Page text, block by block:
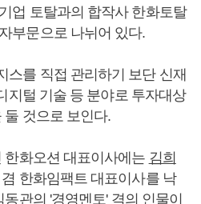
업 토탈과의 합작사 한화토탈
부문으로 나뉘어 있다.
스를 직접 관리하기 보단 신재
지털 기술 등 분야로 투자대상
둘 것으로 보인다.
한화오션 대표이사에는 김희
한화임팩트 대표이사를 낙
동관의 '경영멘토' 격의 인물이